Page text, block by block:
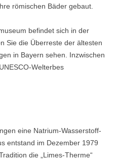
römischen Bäder gebaut.
befindet sich in der
Sie die Überreste der ältesten
in Bayern sehen. Inzwischen
Welterbes
eine Natrium-Wasserstoff-
entstand im Dezember 1979
die „Limes-Therme“